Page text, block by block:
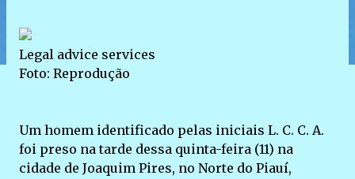
Legal advice services
Foto: Reprodução
Um homem identificado pelas iniciais L. C. C. A.
foi preso na tarde dessa quinta-feira (11) na
cidade de Joaquim Pires, no Norte do Piauí,